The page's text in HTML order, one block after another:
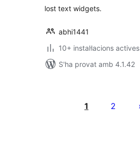
lost text widgets.
abhi1441
10+ instal·lacions actives
S'ha provat amb 4.1.42
1 2